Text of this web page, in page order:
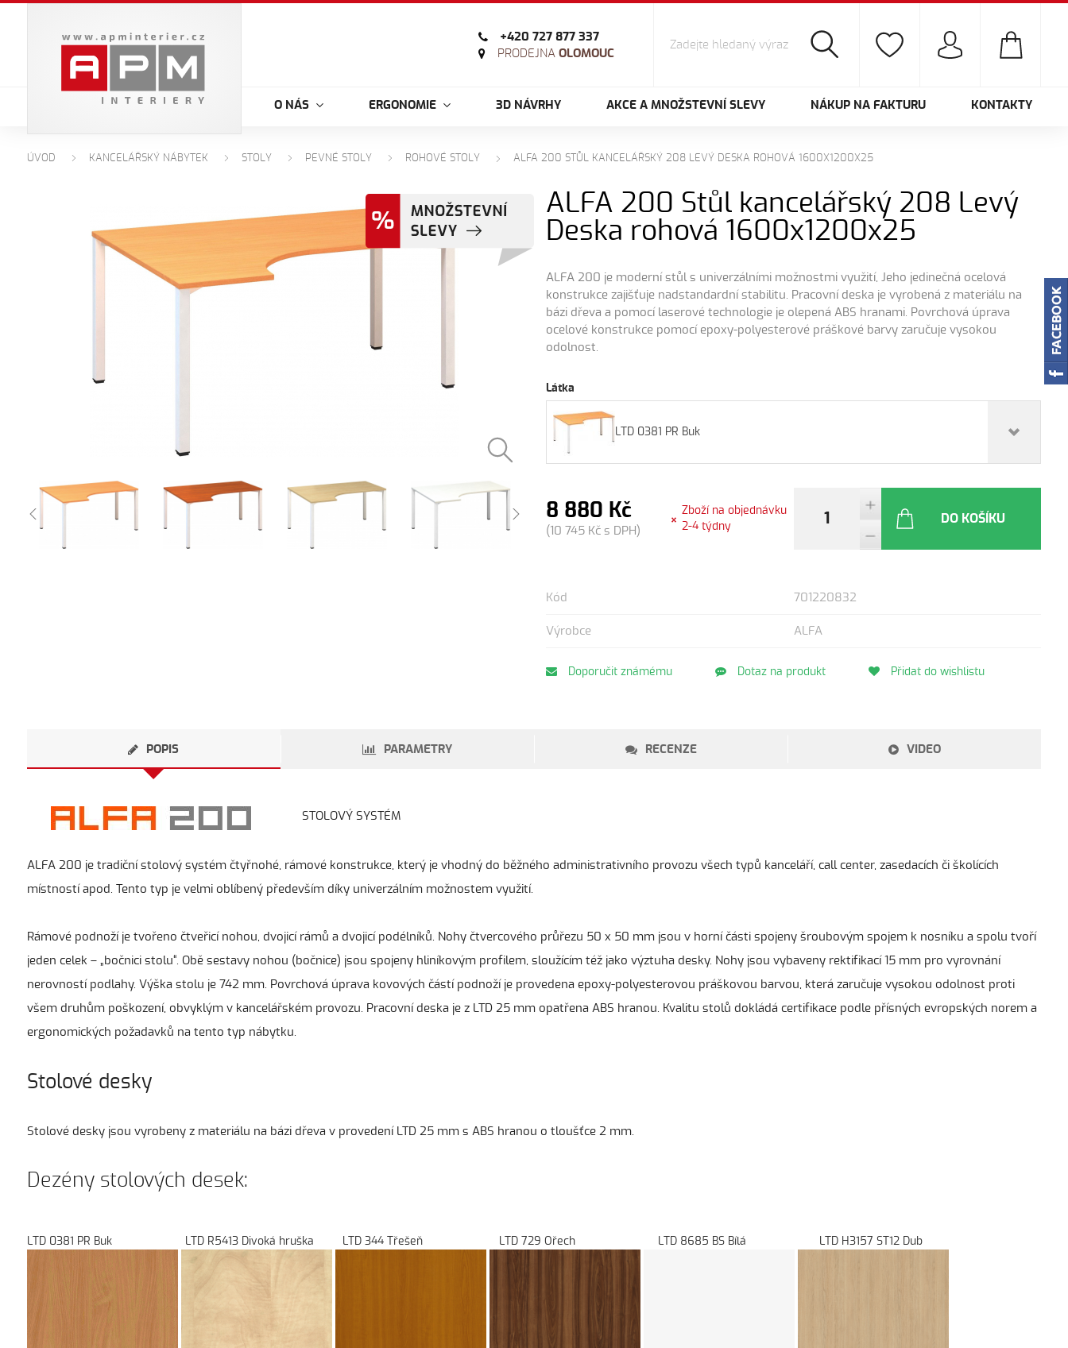
+420 727 877 337
PRODEJNA OLOMOUC
O NÁS ERGONOMIE 3D NÁVRHY AKCE A MNOŽSTEVNÍ SLEVY NÁKUP NA FAKTURU KONTAKTY
ÚVOD KANCELÁŘSKÝ NÁBYTEK STOLY PEVNÉ STOLY ROHOVÉ STOLY ALFA 200 STŮL KANCELÁŘSKÝ 208 LEVÝ DESKA ROHOVÁ 1600X1200X25
ALFA 200 Stůl kancelářský 208 Levý
Deska rohová 1600x1200x25
ALFA 200 je moderní stůl s univerzálními možnostmi využití, Jeho jedinečná ocelová
konstrukce zajišťuje nadstandardní stabilitu. Pracovní deska je vyrobená z materiálu na
bázi dřeva a pomocí laserové technologie je olepená ABS hranami. Povrchová úprava
ocelové konstrukce pomocí epoxy-polyesterové práškové barvy zaručuje vysokou
odolnost.
Látka
LTD 0381 PR Buk
8 880 Kč
(10 745 Kč s DPH)
Zboží na objednávku
2-4 týdny
DO KOŠÍKU
Kód 701220832
Výrobce ALFA
Doporučit známému Dotaz na produkt Přidat do wishlistu
POPIS PARAMETRY RECENZE VIDEO
STOLOVÝ SYSTÉM
ALFA 200 je tradiční stolový systém čtyřnohé, rámové konstrukce, který je vhodný do běžného administrativního provozu všech typů kanceláří, call center, zasedacích či školících
místností apod. Tento typ je velmi oblíbený především díky univerzálním možnostem využití.
Rámové podnoží je tvořeno čtveřicí nohou, dvojicí rámů a dvojicí podélníků. Nohy čtvercového průřezu 50 x 50 mm jsou v horní části spojeny šroubovým spojem k nosníku a spolu tvoří
jeden celek – „bočnici stolu“. Obě sestavy nohou (bočnice) jsou spojeny hliníkovým profilem, sloužícím též jako výztuha desky. Nohy jsou vybaveny rektifikací 15 mm pro vyrovnání
nerovností podlahy. Výška stolu je 742 mm. Povrchová úprava kovových částí podnoží je provedena epoxy-polyesterovou práškovou barvou, která zaručuje vysokou odolnost proti
všem druhům poškození, obvyklým v kancelářském provozu. Pracovní deska je z LTD 25 mm opatřena ABS hranou. Kvalitu stolů dokládá certifikace podle přísných evropských norem a
ergonomických požadavků na tento typ nábytku.
Stolové desky
Stolové desky jsou vyrobeny z materiálu na bázi dřeva v provedení LTD 25 mm s ABS hranou o tloušťce 2 mm.
Dezény stolových desek:
LTD 0381 PR Buk LTD R5413 Divoká hruška LTD 344 Třešeň LTD 729 Ořech LTD 8685 BS Bílá LTD H3157 ST12 Dub